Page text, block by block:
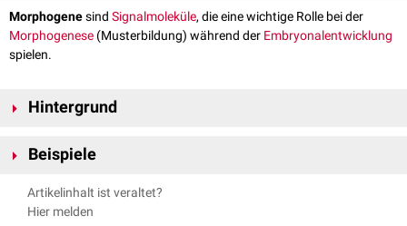
Morphogenesind Signalmoleküle, die eine wichtige Rolle bei der
Morphogenese (Musterbildung) während der Embryonalentwicklung
spielen.
Hintergrund
ungleichmäßig im
unterschiedliche Geneexprimiert. Diese graduelle Reaktion je nach
vorliegender Konzentration des Morphogens wird als
Beispiele
Retinsäuren
Artikelinhalt ist veraltet?
Hier melden